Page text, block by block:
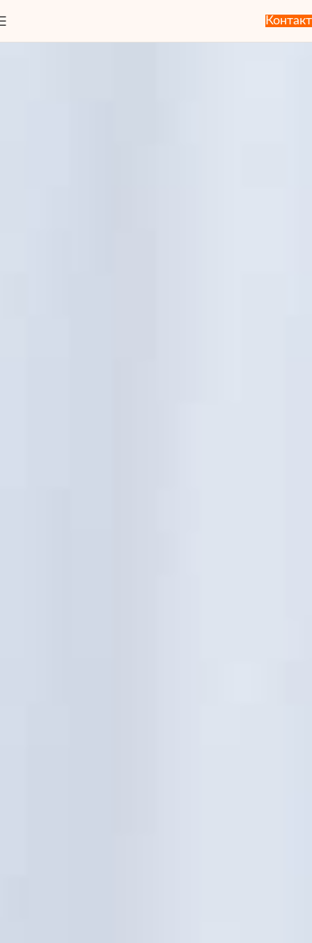
Контакт